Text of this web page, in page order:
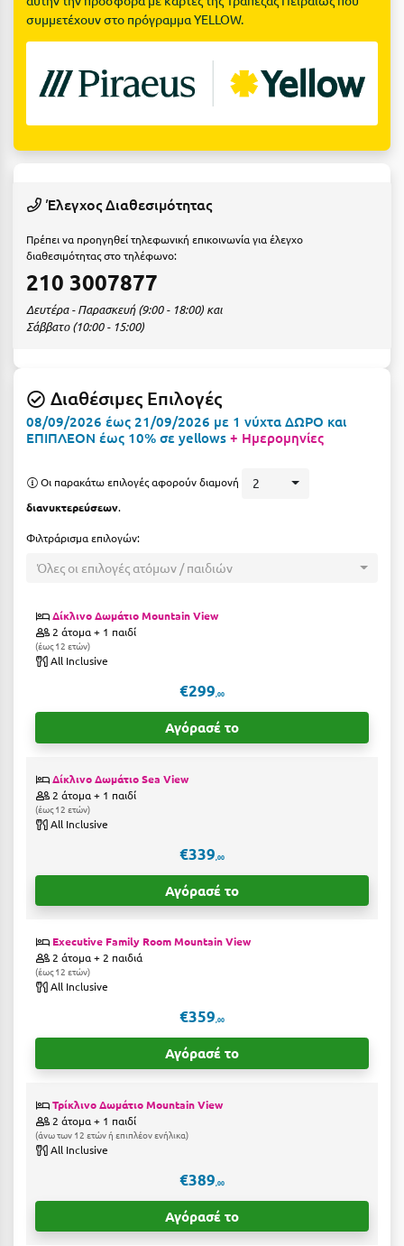
Διακοπτό
Ε
Ελάτη Αρκαδίας
Ελούντα Κρήτης
Ερμιόνη
Εύβοια
Ευρυτανία
Ζ
Ζάκυνθος
Η
Ηλεία
Θεσσαλονίκη
Ιεράπετρα
Ικαρία
Ίος
Καβάλα
Καλάβρυτα
Κάλαμος
Κάλυμνος
Καμένα Βούρλα
συμμετέχουν στο πρόγραμμα YELLOW.
Έλεγχος Διαθεσιμότητας
Πρέπει να προηγηθεί τηλεφωνική επικοινωνία για έλεγχο
διαθεσιμότητας στο τηλέφωνο:
210 3007877
Δευτέρα - Παρασκευή (9:00 - 18:00) και
Σάββατο (10:00 - 15:00)
Διαθέσιμες Επιλογές
08/09/2026 έως 21/09/2026 με 1 νύχτα ΔΩΡΟ και
ΕΠΙΠΛΕΟΝ έως 10% σε yellows + Ημερομηνίες
Οι παρακάτω επιλογές αφορούν διαμονή 2
διανυκτερεύσεων.
Φιλτράρισμα επιλογών:
Όλες οι επιλογές ατόμων / παιδιών
Δίκλινο Δωμάτιο Mountain View
2 άτομα + 1 παιδί
έως 12 ετών
All Inclusive
€299 ,00
Αγόρασέ το
Δίκλινο Δωμάτιο Sea View
2 άτομα + 1 παιδί
έως 12 ετών
All Inclusive
€339 ,00
Αγόρασέ το
Executive Family Room Mountain View
2 άτομα + 2 παιδιά
έως 12 ετών
All Inclusive
€359 ,00
Αγόρασέ το
Τρίκλινο Δωμάτιο Mountain View
2 άτομα + 1 παιδί
άνω των 12 ετών ή επιπλέον ενήλικα
All Inclusive
€389 ,00
Αγόρασέ το